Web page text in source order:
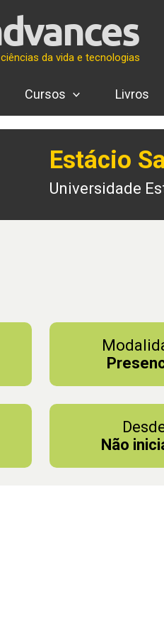
ciências da vida e tecnologias
Cursos Livros
Estácio
Universidade
Não